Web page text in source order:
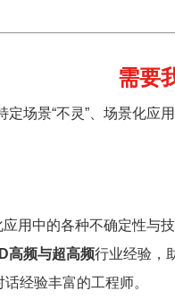
需要
定场景“不灵”、场景化
应用中的各种不确定性与
高频与超高频行业经验，
经验丰富的工程师。